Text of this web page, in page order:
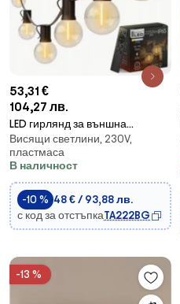
53,31 €
104,27 лв.
LED гирлянд за външна
употреба с възможност за
димиране 25xE12/1W/24/230V
17,5 m IP65 черен +
дистанционно управление
Висящи светлини, 230V,
пластмаса
В наличност
-10 % 48 € / 93,88 лв.
с код за отстъпкаTA222BG
-13 %